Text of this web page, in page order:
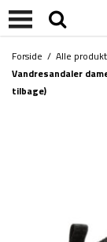
Forside / Alle
Vandresandaler
tilbage)